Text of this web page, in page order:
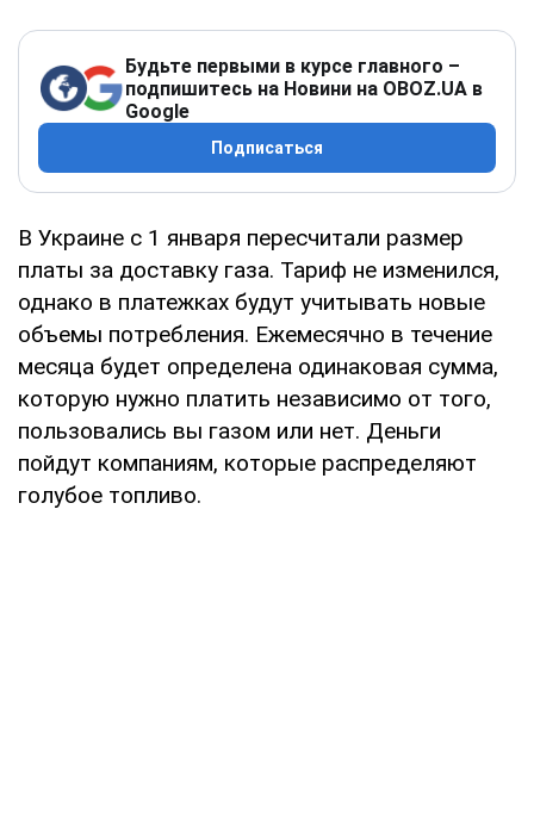
Будьте первыми в курсе главного –
подпишитесь на Новини на OBOZ.UA в
Google
Подписаться
В Украине с 1 января пересчитали размер
платы за доставку газа. Тариф не изменился,
однако в платежках будут учитывать новые
объемы потребления. Ежемесячно в течение
месяца будет определена одинаковая сумма,
которую нужно платить независимо от того,
пользовались вы газом или нет. Деньги
пойдут компаниям, которые распределяют
голубое топливо.